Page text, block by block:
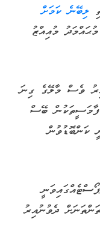
ލިބޭނެ ކަމަށް
ޑރ. މުޙައްމަދު މުއިއްޒު
ވެސް މާލޭގެ ގިނަ
ފާމަސީތަކުން ބޭސް
ކަންބޮޑުވުން
ދެވުނުއިރު